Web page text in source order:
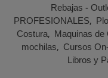
Rebajas -
PROFESIONALES
Costura Maquinas
mochilas Cursos
Libros y